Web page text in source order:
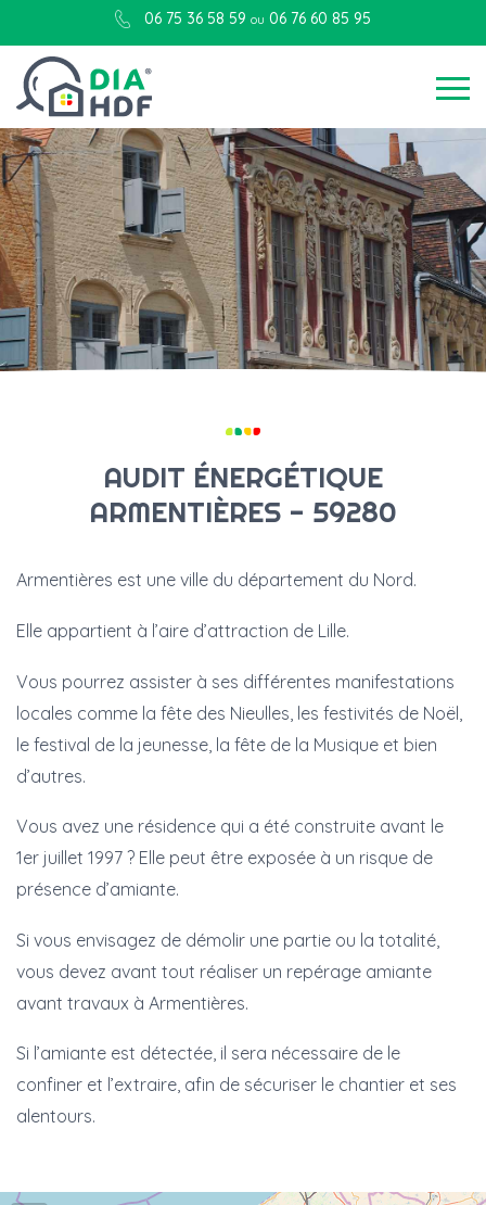
06 75 36 58 59 ou 06 76 60 85 95
AUDIT ÉNERGÉTIQUE
ARMENTIÈRES - 59280
Armentières est une ville du département du Nord.
Elle appartient à l’aire d’attraction de Lille.
Vous pourrez assister à ses différentes manifestations
locales comme la fête des Nieulles, les festivités de Noël,
le festival de la jeunesse, la fête de la Musique et bien
d’autres.
Vous avez une résidence qui a été construite avant le
1er juillet 1997 ? Elle peut être exposée à un risque de
présence d’amiante.
Si vous envisagez de démolir une partie ou la totalité,
vous devez avant tout réaliser un repérage amiante
avant travaux à Armentières.
Si l’amiante est détectée, il sera nécessaire de le
confiner et l’extraire, afin de sécuriser le chantier et ses
alentours.